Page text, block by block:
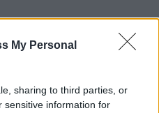
My Personal
sharing to third parties, or
sensitive information for